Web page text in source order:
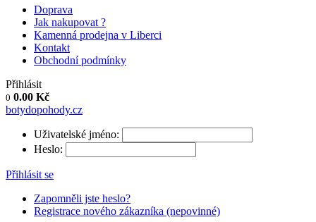
Doprava
Jak nakupovat ?
Kamenná prodejna v Liberci
Kontakt
Obchodní podmínky
Přihlásit
0 0.00 Kč
botydopohody.cz
Uživatelské jméno:
Heslo:
Přihlásit se
Zapomněli jste heslo?
Registrace nového zákazníka (nepovinné)